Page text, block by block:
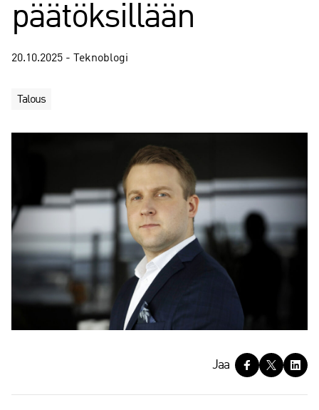
päätöksillään
20.10.2025 - Teknoblogi
Talous
a
Jaa